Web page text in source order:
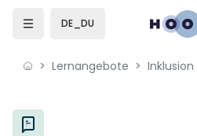
Skip to sidebar navigation menu
Skip to mobile navigation menu
DE_DU
Lernangebote
Blöcke